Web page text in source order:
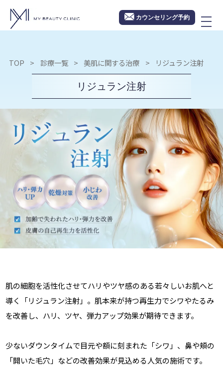
カウンセリング予約
TOP 診療一覧 美肌に関する治療 リジュラン注射
リジュラン注射
肌の細胞を活性化させてハリやツヤ感のある若々しいお肌へと
導く「リジュラン注射」。肌本来が持つ再生力でシワやたるみ
を改善し、ハリ、ツヤ、弾力アップ効果が期待できます。
少ないダウンタイムで目元や額に刻まれた「シワ」、鼻や頬の
「開いた毛穴」などの改善効果が見込める人気の施術です。